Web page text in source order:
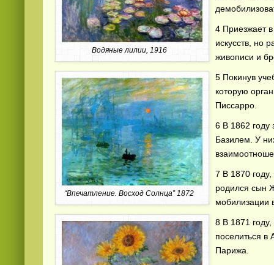
Водяные лилии, 1916
“Впечатление. Восход Солнца” 1872
4 Приезжает
искусств, но
живописи и
5 Покинув
которую
Писсарро.
6 В 1862 году
Базилем. У
7 В 1870
родился сын
мобилизации
8 В 1871
поселиться в
Парижа.
Смотреть видеоhdонлайн